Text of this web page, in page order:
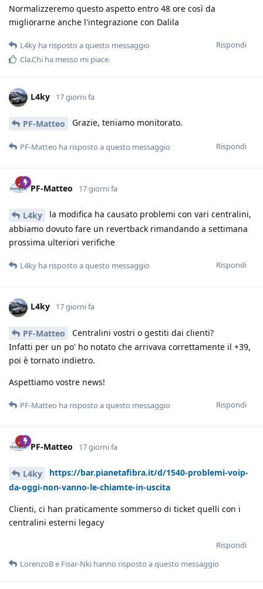
Normalizzeremo questo aspetto entro 48 ore così da
migliorarne anche l'integrazione con Dalila
Rispondi
L4ky ha risposto a questo messaggio
Cla.Chi ha messo mi piace.
L4ky 17 giorni fa
PF-Matteo Grazie, teniamo monitorato.
Rispondi
PF-Matteo ha risposto a questo messaggio
PF-Matteo 17 giorni fa
L4ky
la modifica ha causato problemi con vari centralini,
abbiamo dovuto fare un revertback rimandando a settimana
prossima ulteriori verifiche
Rispondi
L4ky ha risposto a questo messaggio
L4ky 17 giorni fa
PF-Matteo
Centralini vostri o gestiti dai clienti?
Infatti per un po' ho notato che arrivava correttamente il +39,
poi è tornato indietro.
Aspettiamo vostre news!
Rispondi
PF-Matteo ha risposto a questo messaggio
PF-Matteo 17 giorni fa
L4ky
https://bar.pianetafibra.it/d/1540-problemi-voip-
da-oggi-non-vanno-le-chiamte-in-uscita
Clienti, ci han praticamente sommerso di ticket quelli con i
centralini esterni legacy
Rispondi
LorenzoBe Fisar-Nki hanno risposto a questo messaggio